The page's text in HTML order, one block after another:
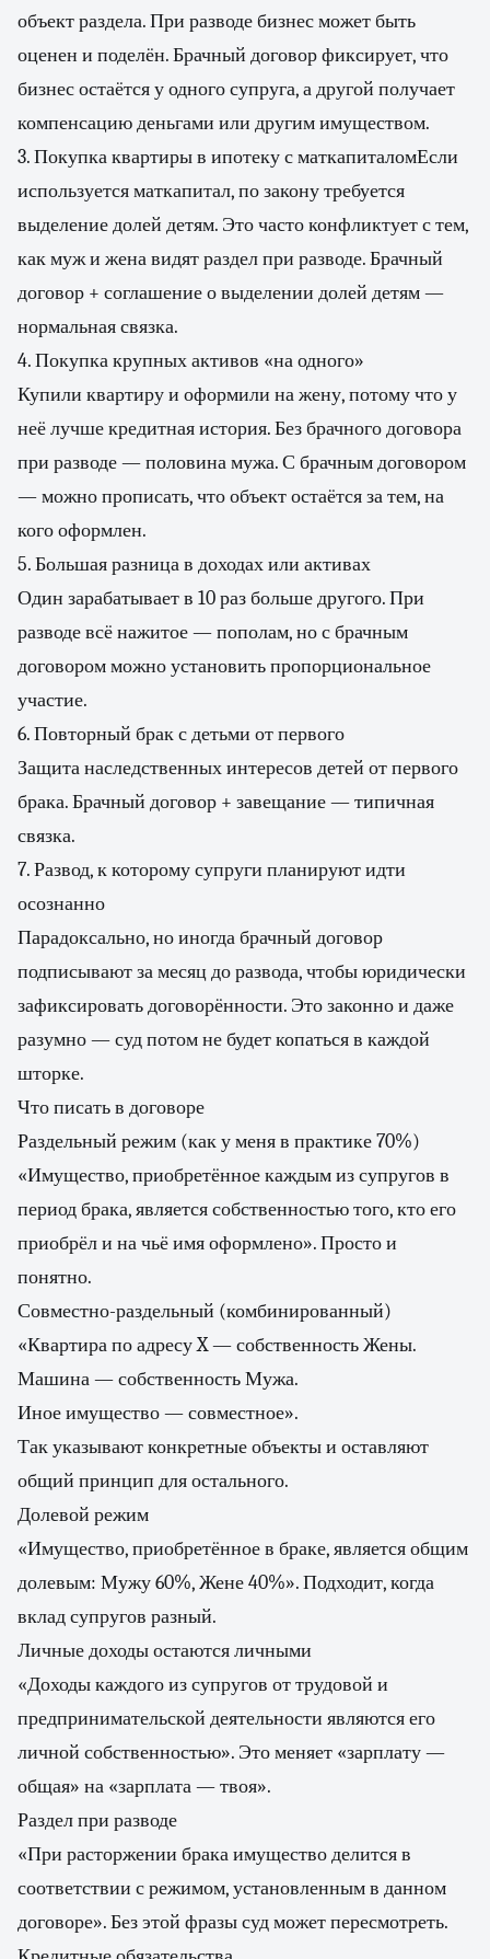
объект раздела. При разводе бизнес может быть
оценен и поделён. Брачный договор фиксирует, что
бизнес остаётся у одного супруга, а другой получает
компенсацию деньгами или другим имуществом.
3. Покупка квартиры в ипотеку с маткапиталомЕсли
используется маткапитал, по закону требуется
выделение долей детям. Это часто конфликтует с тем,
как муж и жена видят раздел при разводе. Брачный
договор + соглашение о выделении долей детям —
нормальная связка.
4. Покупка крупных активов «на одного»
Купили квартиру и оформили на жену, потому что у
неё лучше кредитная история. Без брачного договора
при разводе — половина мужа. С брачным договором
— можно прописать, что объект остаётся за тем, на
кого оформлен.
5. Большая разница в доходах или активах
Один зарабатывает в 10 раз больше другого. При
разводе всё нажитое — пополам, но с брачным
договором можно установить пропорциональное
участие.
6. Повторный брак с детьми от первого
Защита наследственных интересов детей от первого
брака. Брачный договор + завещание — типичная
связка.
7. Развод, к которому супруги планируют идти
осознанно
Парадоксально, но иногда брачный договор
подписывают за месяц до развода, чтобы юридически
зафиксировать договорённости. Это законно и даже
разумно — суд потом не будет копаться в каждой
шторке.
Что писать в договоре
Раздельный режим (как у меня в практике 70%)
«Имущество, приобретённое каждым из супругов в
период брака, является собственностью того, кто его
приобрёл и на чьё имя оформлено». Просто и
понятно.
Совместно-раздельный (комбинированный)
«Квартира по адресу X — собственность Жены.
Машина — собственность Мужа.
Иное имущество — совместное».
Так указывают конкретные объекты и оставляют
общий принцип для остального.
Долевой режим
«Имущество, приобретённое в браке, является общим
долевым: Мужу 60%, Жене 40%». Подходит, когда
вклад супругов разный.
Личные доходы остаются личными
«Доходы каждого из супругов от трудовой и
предпринимательской деятельности являются его
личной собственностью». Это меняет «зарплату —
общая» на «зарплата — твоя».
Раздел при разводе
«При расторжении брака имущество делится в
соответствии с режимом, установленным в данном
договоре». Без этой фразы суд может пересмотреть.